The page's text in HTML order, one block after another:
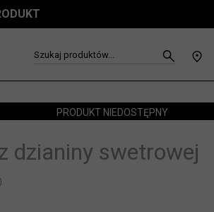
Szukaj produktów...
PRODUKT NIEDOSTĘPNY
dzianiny swetrowej